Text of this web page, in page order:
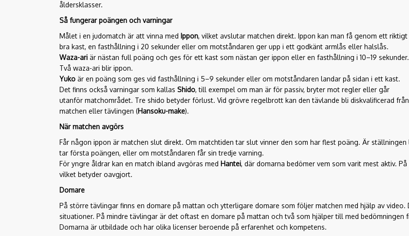
åldersklasser.
Så fungerar poängen och varningar
Målet i en judomatch är att vinna med Ippon, vilket avslutar matchen direkt. Ippon kan man få genom ett riktigt
bra kast, en fasthållning i 20 sekunder eller om motståndaren ger upp i ett godkänt armlås eller halslås.
Waza-ari är nästan full poäng och ges för ett kast som nästan ger ippon eller en fasthållning i 10–19 sekunder.
Två waza-ari blir ippon.
Yuko är en poäng som ges vid fasthållning i 5–9 sekunder eller om motståndaren landar på sidan i ett kast.
Det finns också varningar som kallas Shido, till exempel om man är för passiv, bryter mot regler eller går
utanför matchområdet. Tre shido betyder förlust. Vid grövre regelbrott kan den tävlande bli diskvalificerad från
matchen eller tävlingen (Hansoku-make).
När matchen avgörs
Får någon ippon är matchen slut direkt. Om matchtiden tar slut vinner den som har flest poäng. Är
tar första poängen, eller om motståndaren får sin tredje varning.
För yngre åldrar kan en match ibland avgöras med Hantei, där domarna bedömer vem som varit mest aktiv.
vilket betyder oavgjort.
Domare
På större tävlingar finns en domare på mattan och ytterligare domare som följer matchen med hjälp av
situationer. På mindre tävlingar är det oftast en domare på mattan och två som hjälper till med bedömningen
Domarna är utbildade och har olika licenser beroende på erfarenhet och kompetens.